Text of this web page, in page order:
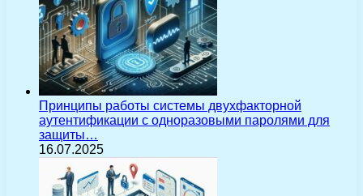
Принципы работы системы двухфакторной
аутентификации с одноразовыми паролями для
защиты…
16.07.2025